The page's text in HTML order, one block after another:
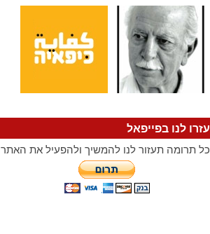
עזרו לנו בפייפאל
כל תרומה תעזור לנו להמשיך ולהפעיל את האתר